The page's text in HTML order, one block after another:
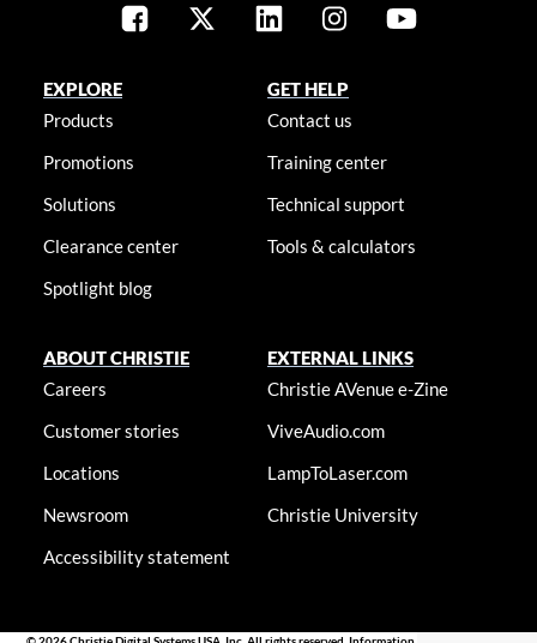
EXPLORE
Products
Promotions
Solutions
Clearance center
Spotlight blog
GET HELP
Contact us
Training center
Technical support
Tools & calculators
ABOUT CHRISTIE
Careers
Customer stories
Locations
Newsroom
Accessibility statement
EXTERNAL LINKS
Christie AVenue e-Zine
ViveAudio.com
LampToLaser.com
Christie University